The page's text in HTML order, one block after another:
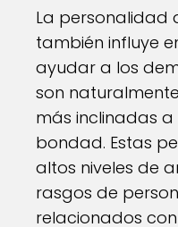
La personalidad
también influye
ayudar a los
son
más inclinadas
bondad. Estas
altos niveles de
rasgos de
relacionados